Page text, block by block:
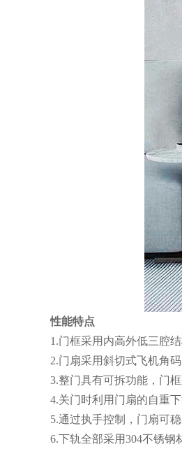
性能特点
1.门框采用内高外低三腔
2.门扇采用斜切式飞机角
3.整门具有可拆功能，门
4.关门时利用门扇的自重
5.通过执手控制，门扇可
6.下轨全部采用304不锈钢